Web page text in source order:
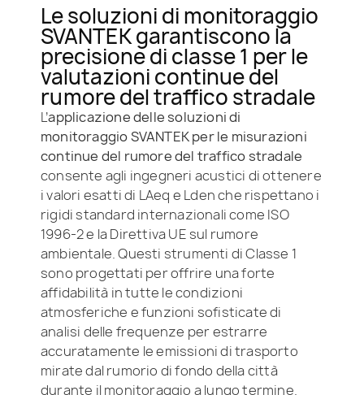
Le soluzioni di monitoraggio
SVANTEK garantiscono la
precisione di classe 1 per le
valutazioni continue del
rumore del traffico stradale
L’applicazione delle soluzioni di
monitoraggio SVANTEK per le misurazioni
continue del rumore del traffico stradale
consente agli ingegneri acustici di ottenere
i valori esatti di LAeq e Lden che rispettano i
rigidi standard internazionali come ISO
1996-2 e la Direttiva UE sul rumore
ambientale. Questi strumenti di Classe 1
sono progettati per offrire una forte
affidabilità in tutte le condizioni
atmosferiche e funzioni sofisticate di
analisi delle frequenze per estrarre
accuratamente le emissioni di trasporto
mirate dal rumorio di fondo della città
durante il monitoraggio a lungo termine.